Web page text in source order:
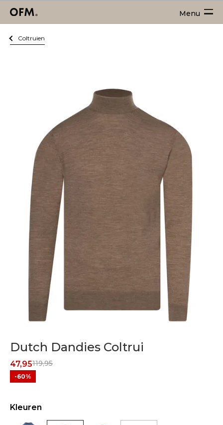
Menu
Coltruien
Dutch Dandies Coltrui
119,95
47,95
-60%
Kleuren